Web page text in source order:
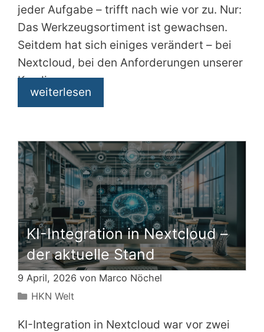
jeder Aufgabe – trifft nach wie vor zu. Nur:
Das Werkzeugsortiment ist gewachsen.
Seitdem hat sich einiges verändert – bei
Nextcloud, bei den Anforderungen unserer
Kundinnen
weiterlesen
KI-Integration in Nextcloud –
der aktuelle Stand
9 April, 2026 von Marco Nöchel
Kategorien
HKN Welt
KI-Integration in Nextcloud war vor zwei